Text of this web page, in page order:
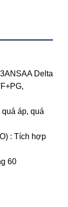
Delta
áp, quá
: Tích hợp
60